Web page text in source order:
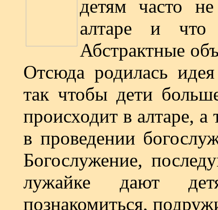
детям часто
алтаре и что
Абстрактные
Отсюда родилась
так чтобы дети
происходит в алтаре, а
в проведении
Богослужение,
лужайке дают
познакомиться,